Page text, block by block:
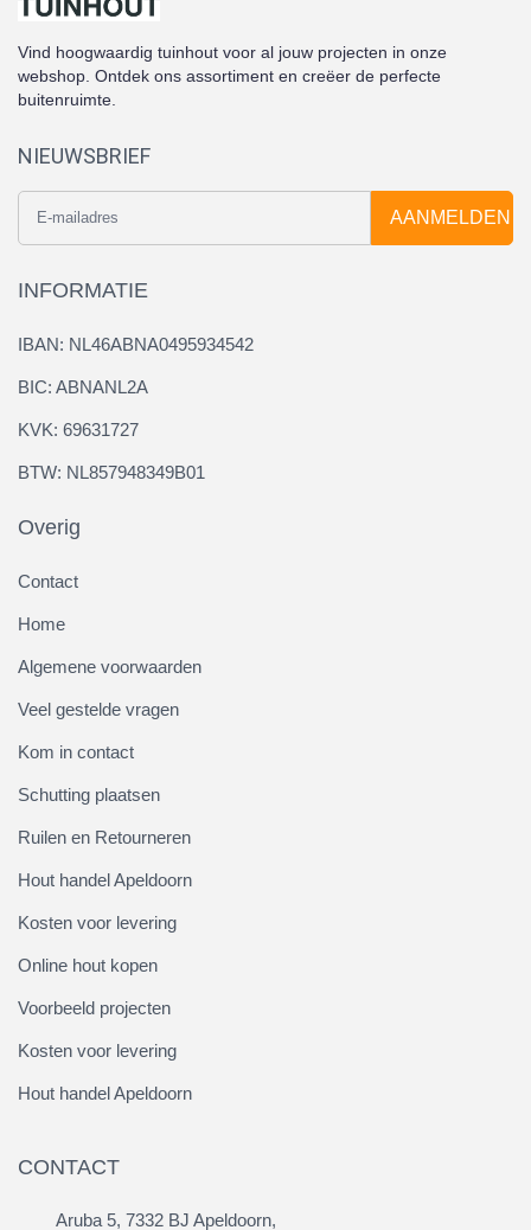
Vind hoogwaardig tuinhout voor al jouw projecten in onze
webshop. Ontdek ons assortiment en creëer de perfecte
buitenruimte.
NIEUWSBRIEF
AANMELDEN
INFORMATIE
IBAN: NL46ABNA0495934542
BIC: ABNANL2A
KVK: 69631727
BTW: NL857948349B01
Overig
Contact
Home
Algemene voorwaarden
Veel gestelde vragen
Kom in contact
Schutting plaatsen
Ruilen en Retourneren
Hout handel Apeldoorn
Kosten voor levering
Online hout kopen
Voorbeeld projecten
Kosten voor levering
Hout handel Apeldoorn
CONTACT
Aruba 5, 7332 BJ Apeldoorn,